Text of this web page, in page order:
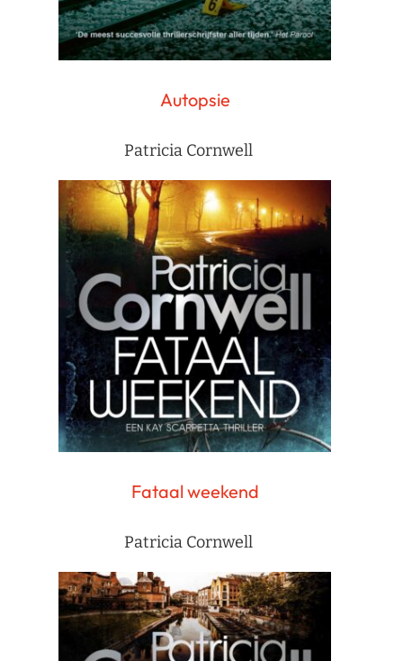
Autopsie
Patricia Cornwell
Fataal weekend
Patricia Cornwell